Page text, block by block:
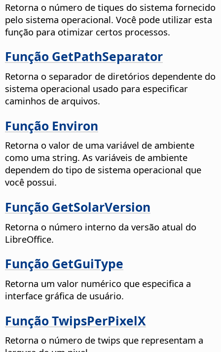
Retorna o número de tiques do sistema fornecido
pelo sistema operacional. Você pode utilizar esta
função para otimizar certos processos.
Função GetPathSeparator
Retorna o separador de diretórios dependente do
sistema operacional usado para especificar
caminhos de arquivos.
Função Environ
Retorna o valor de uma variável de ambiente
como uma string. As variáveis de ambiente
dependem do tipo de sistema operacional que
você possui.
Função GetSolarVersion
Retorna o número interno da versão atual do
LibreOffice.
Função GetGuiType
Retorna um valor numérico que especifica a
interface gráfica de usuário.
Função TwipsPerPixelX
Retorna o número de twips que representam a